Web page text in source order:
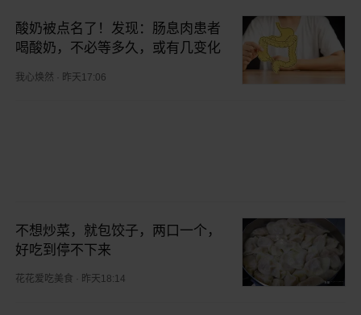
酸奶被点名了！发现：肠息肉患者
喝酸奶，不必等多久，或有几变化
我心焕然 昨天17:06
不想炒菜，就包饺子，两口一个，
好吃到停不下来
花花爱吃美食 昨天18:14